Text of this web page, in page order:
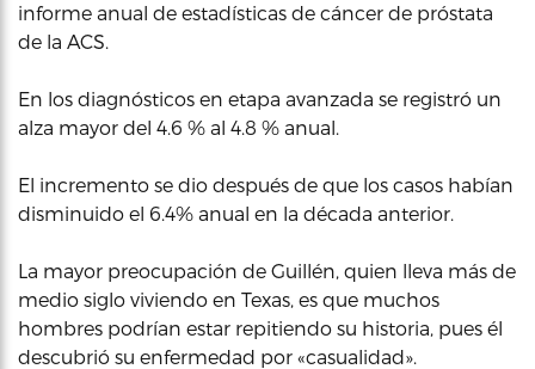
informe anual de estadísticas de cáncer de próstata
de la ACS.
En los diagnósticos en etapa avanzada se registró un
alza mayor del 4.6 % al 4.8 % anual.
El incremento se dio después de que los casos habían
disminuido el 6.4% anual en la década anterior.
La mayor preocupación de Guillén, quien lleva más de
medio siglo viviendo en Texas, es que muchos
hombres podrían estar repitiendo su historia, pues él
descubrió su enfermedad por «casualidad».